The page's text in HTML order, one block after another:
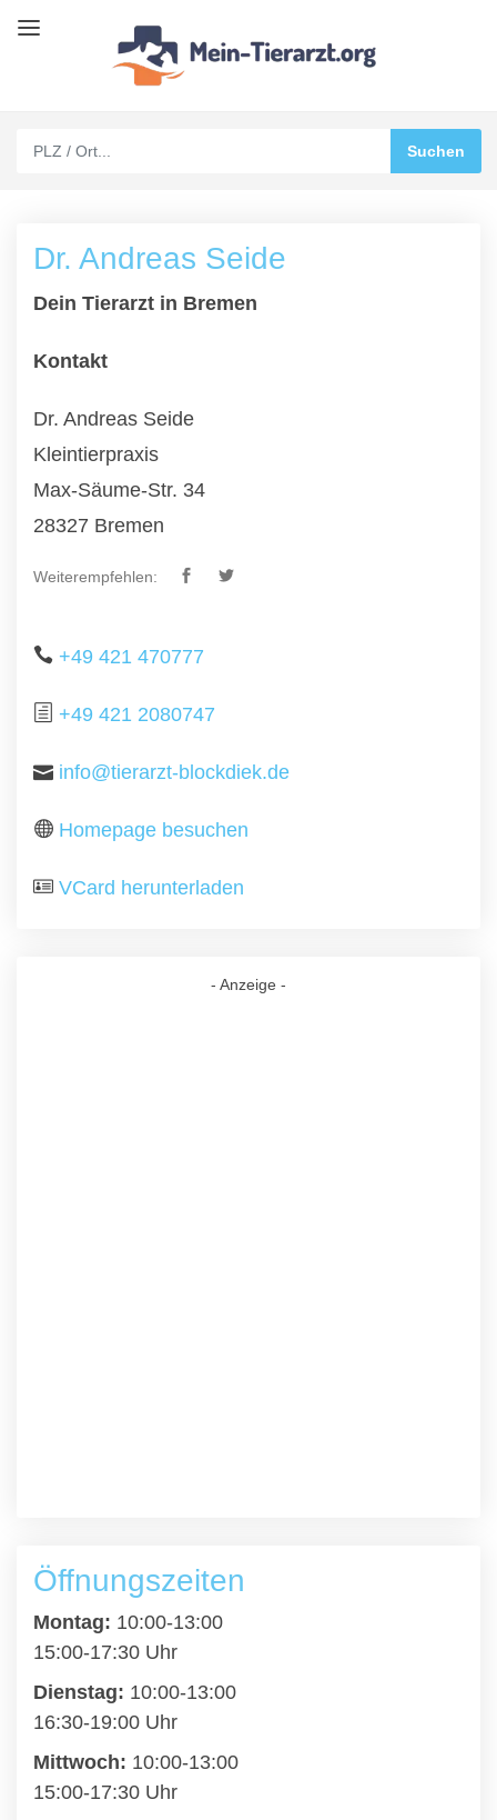
Dr. Andreas Seide
Dein Tierarzt in Bremen
Kontakt
Dr. Andreas Seide
Kleintierpraxis
Max-Säume-Str. 34
28327 Bremen
Weiterempfehlen:
+49 421 470777
+49 421 2080747
info@tierarzt-blockdiek.de
Homepage besuchen
VCard herunterladen
- Anzeige -
Öffnungszeiten
Montag: 10:00-13:00
15:00-17:30 Uhr
Dienstag: 10:00-13:00
16:30-19:00 Uhr
Mittwoch: 10:00-13:00
15:00-17:30 Uhr